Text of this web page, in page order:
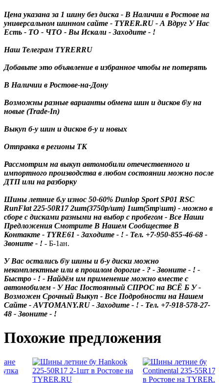
Цена указана за 1 шину без диска - В Наличии в Ростове на
универсальном шинном сайте - TYRER.RU - А Вдруг У Нас
Есть - ТО - ЧТО - Вы Искали - Заходите - !
Наш Телеграм TYRERRU
Добавьте это объявление в избранное чтобы не потерять
В Наличии в Ростове-на-Дону
Возможны разные варианты обмена шин и дисков б\у на
новые (Trade-In)
Выкуп б-у шин и дисков б-у и новых
Отправка в регионы ТК
Рассмотрим на выкуп автомобили отечественного и
импортного производства в любом состоянии можно после
ДТП или на разборку
Шины летние б.у износ 50-60% Dunlop Sport SP01 RSC
RunFlat 225-50R17 2шт(3750р/шт) 1шт(5тр\шт) - можно в
сборе с дисками разными на выбор с пробегом - Все Наши
Предложения Смотрите В Нашем Сообществе В
Контакте - TYRE61 - Заходите - ! - Тел. +7-950-855-46-68 -
Звоните - ! - Б-1ан.
У Вас остались б\у шины и б-у диски можно
некомплектные или в прошлом дорогие - ? - Звоните - ! -
Быстро - ! - Найдём им применение можно вместе с
автомобилем - У Нас Постоянный СПРОС на ВСЁ Б У -
Возможен Срочный Выкуп - Все Подробности на Нашем
Сайте - AVTOMANY.RU - Заходите - ! - Тел. +7-918-578-27-
48 - Звоните - !
Похожие предложения